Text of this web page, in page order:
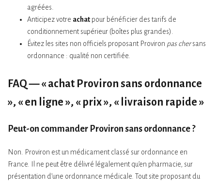
agréées.
Anticipez votre achat pour bénéficier des tarifs de
conditionnement supérieur (boîtes plus grandes).
Évitez les sites non officiels proposant Proviron pas chersans
ordonnance : qualité non certifiée.
FAQ — « achat Proviron sans ordonnance
», « en ligne », « prix », « livraison rapide »
Peut-on commander Proviron sans ordonnance ?
Non. Proviron est un médicament classé sur ordonnance en
France. Il ne peut être délivré légalement qu’en pharmacie, sur
présentation d’une ordonnance médicale. Tout site proposant du